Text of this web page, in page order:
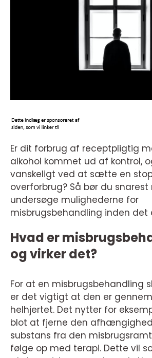
Er dit forbrug af receptpligtig
alkohol kommet ud af kontrol,
vanskeligt ved at sætte en
overforbrug? Så bør du
undersøge mulighederne for
misbrugsbehandling inden det
Hvad er
og virker det?
For at en misbrugsbehandling
er det vigtigt at den er
helhjertet. Det nytter for
blot at fjerne den
substans fra den
følge op med terapi. Dette vil